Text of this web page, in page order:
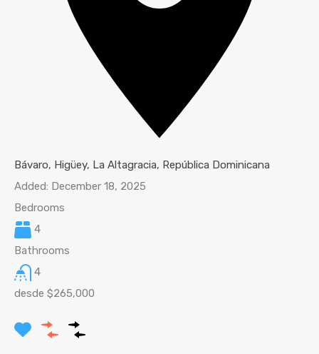
Bávaro, Higüey, La Altagracia, República Dominicana
Added: December 18, 2025
Bedrooms
4
Bathrooms
4
desde $265,000